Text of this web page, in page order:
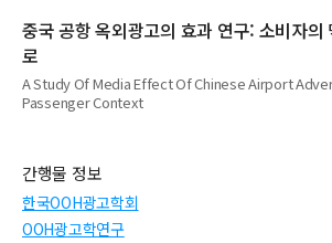
중국 공항 옥외광고의 효과 연구: 소비자의
로
A Study Of Media Effect Of Chinese Airport
Passenger Context
간행물 정보
한국OOH광고학회
OOH광고학연구